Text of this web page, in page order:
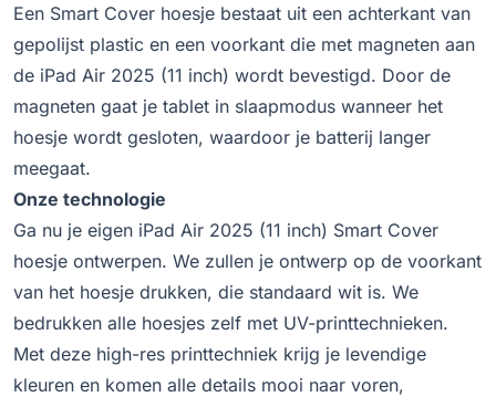
Een Smart Cover hoesje bestaat uit een achterkant van
gepolijst plastic en een voorkant die met magneten aan
de iPad Air 2025 (11 inch) wordt bevestigd. Door de
magneten gaat je tablet in slaapmodus wanneer het
hoesje wordt gesloten, waardoor je batterij langer
meegaat.
Onze technologie
Ga nu je eigen iPad Air 2025 (11 inch) Smart Cover
hoesje ontwerpen. We zullen je ontwerp op de voorkant
van het hoesje drukken, die standaard wit is. We
bedrukken alle hoesjes zelf met UV-printtechnieken.
Met deze high-res printtechniek krijg je levendige
kleuren en komen alle details mooi naar voren,